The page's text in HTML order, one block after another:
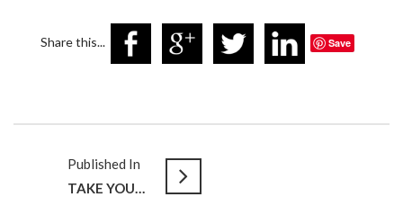
Share this... Save
Published In
TAKE YOUR NEXT STEP